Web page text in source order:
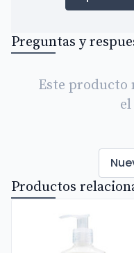
Preguntas y
Este producto
Productos